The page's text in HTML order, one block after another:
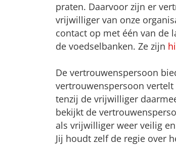
praten. Daarvoor zijn er
vrijwilliger van onze
contact op met één van de
de voedselbanken. Ze zijn
De vertrouwenspersoon
vertrouwenspersoon
tenzij de vrijwilliger
bekijkt de
als vrijwilliger weer veilig
Jij houdt zelf de regie over